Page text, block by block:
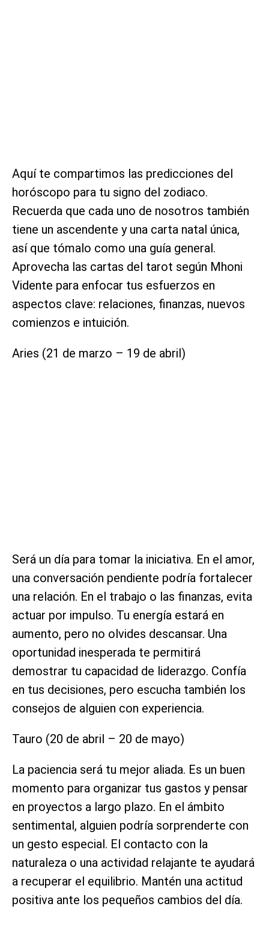
Aquí te compartimos las predicciones del
horóscopo para tu signo del zodiaco.
Recuerda que cada uno de nosotros también
tiene un ascendente y una carta natal única,
así que tómalo como una guía general.
Aprovecha las cartas del tarot según Mhoni
Vidente para enfocar tus esfuerzos en
aspectos clave: relaciones, finanzas, nuevos
comienzos e intuición.
Aries (21 de marzo – 19 de abril)
Será un día para tomar la iniciativa. En el amor,
una conversación pendiente podría fortalecer
una relación. En el trabajo o las finanzas, evita
actuar por impulso. Tu energía estará en
aumento, pero no olvides descansar. Una
oportunidad inesperada te permitirá
demostrar tu capacidad de liderazgo. Confía
en tus decisiones, pero escucha también los
consejos de alguien con experiencia.
Tauro (20 de abril – 20 de mayo)
La paciencia será tu mejor aliada. Es un buen
momento para organizar tus gastos y pensar
en proyectos a largo plazo. En el ámbito
sentimental, alguien podría sorprenderte con
un gesto especial. El contacto con la
naturaleza o una actividad relajante te ayudará
a recuperar el equilibrio. Mantén una actitud
positiva ante los pequeños cambios del día.